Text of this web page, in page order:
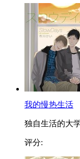
我的慢热生活
独自生活的大
评分: